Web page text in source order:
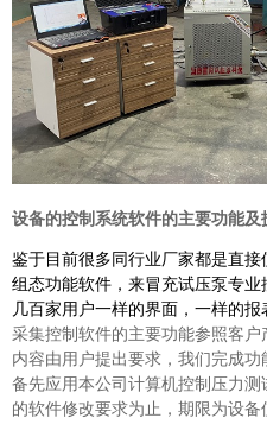
设备的控制系统软件的主要功能及
鉴于目前很多同行业厂家都是直
组态功能软件，来冒充试压泵专业
几百家用户一样的界面，一样的报
采集控制软件的主要功能参照客
内容由用户提出要求，我们完成
备先应用本公司计算机控制压力
的软件修改要求为止，期限为设